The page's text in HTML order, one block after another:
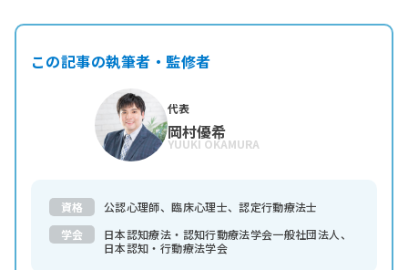
この記事の執筆者・監修者
代表
岡村優希
YUUKI OKAMURA
資格
公認心理師、臨床心理士、認定行動療法士
学会
日本認知療法・認知行動療法学会一般社団法人、
日本認知・行動療法学会